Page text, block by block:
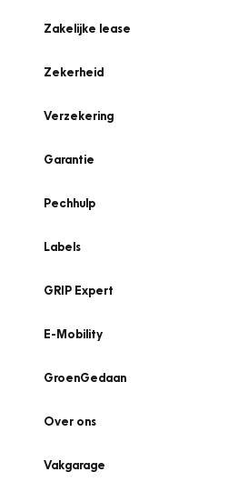
Zakelijke lease
Zekerheid
Verzekering
Garantie
Pechhulp
Labels
GRIP Expert
E-Mobility
GroenGedaan
Over ons
Vakgarage